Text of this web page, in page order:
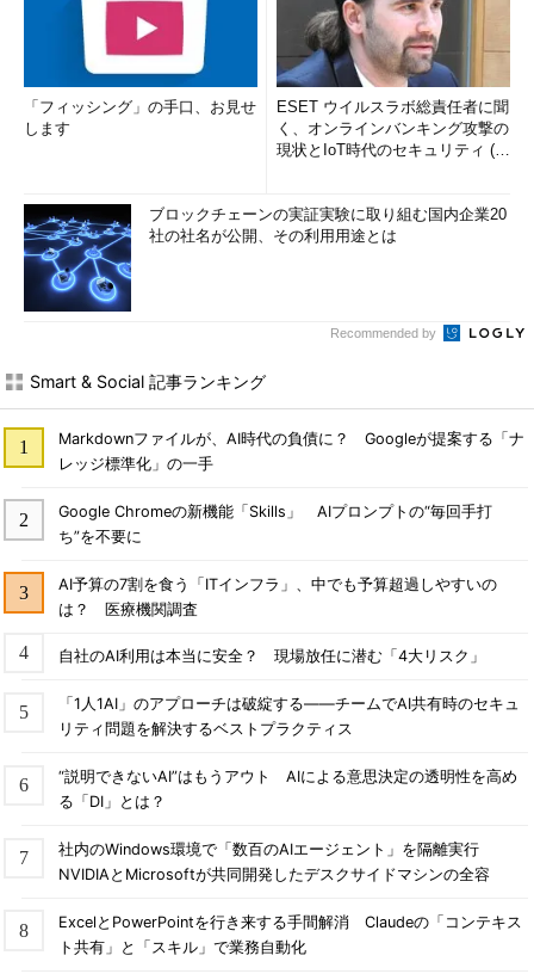
「フィッシング」の手口、お見せ
します
ESET ウイルスラボ総責任者に聞
く、オンラインバンキング攻撃の
現状とIoT時代のセキュリティ (1/
ブロックチェーンの実証実験に取り組む国内企業20
社の社名が公開、その利用用途とは
Recommended by
Smart & Social 記事ランキング
Markdownファイルが、AI時代の負債に？ Googleが提案する「ナ
レッジ標準化」の一手
Google Chromeの新機能「Skills」 AIプロンプトの“毎回手打
ち”を不要に
AI予算の7割を食う「ITインフラ」、中でも予算超過しやすいの
は？ 医療機関調査
自社のAI利用は本当に安全？ 現場放任に潜む「4大リスク」
「1人1AI」のアプローチは破綻する――チームでAI共有時のセキュ
リティ問題を解決するベストプラクティス
“説明できないAI”はもうアウト AIによる意思決定の透明性を高め
る「DI」とは？
社内のWindows環境で「数百のAIエージェント」を隔離実行
NVIDIAとMicrosoftが共同開発したデスクサイドマシンの全容
ExcelとPowerPointを行き来する手間解消 Claudeの「コンテキス
ト共有」と「スキル」で業務自動化